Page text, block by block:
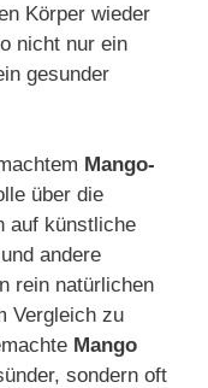
Körper wieder
nicht nur ein
gesunder
Mango-
über die
auf künstliche
andere
rein natürlichen
Vergleich zu
Mango
sondern oft